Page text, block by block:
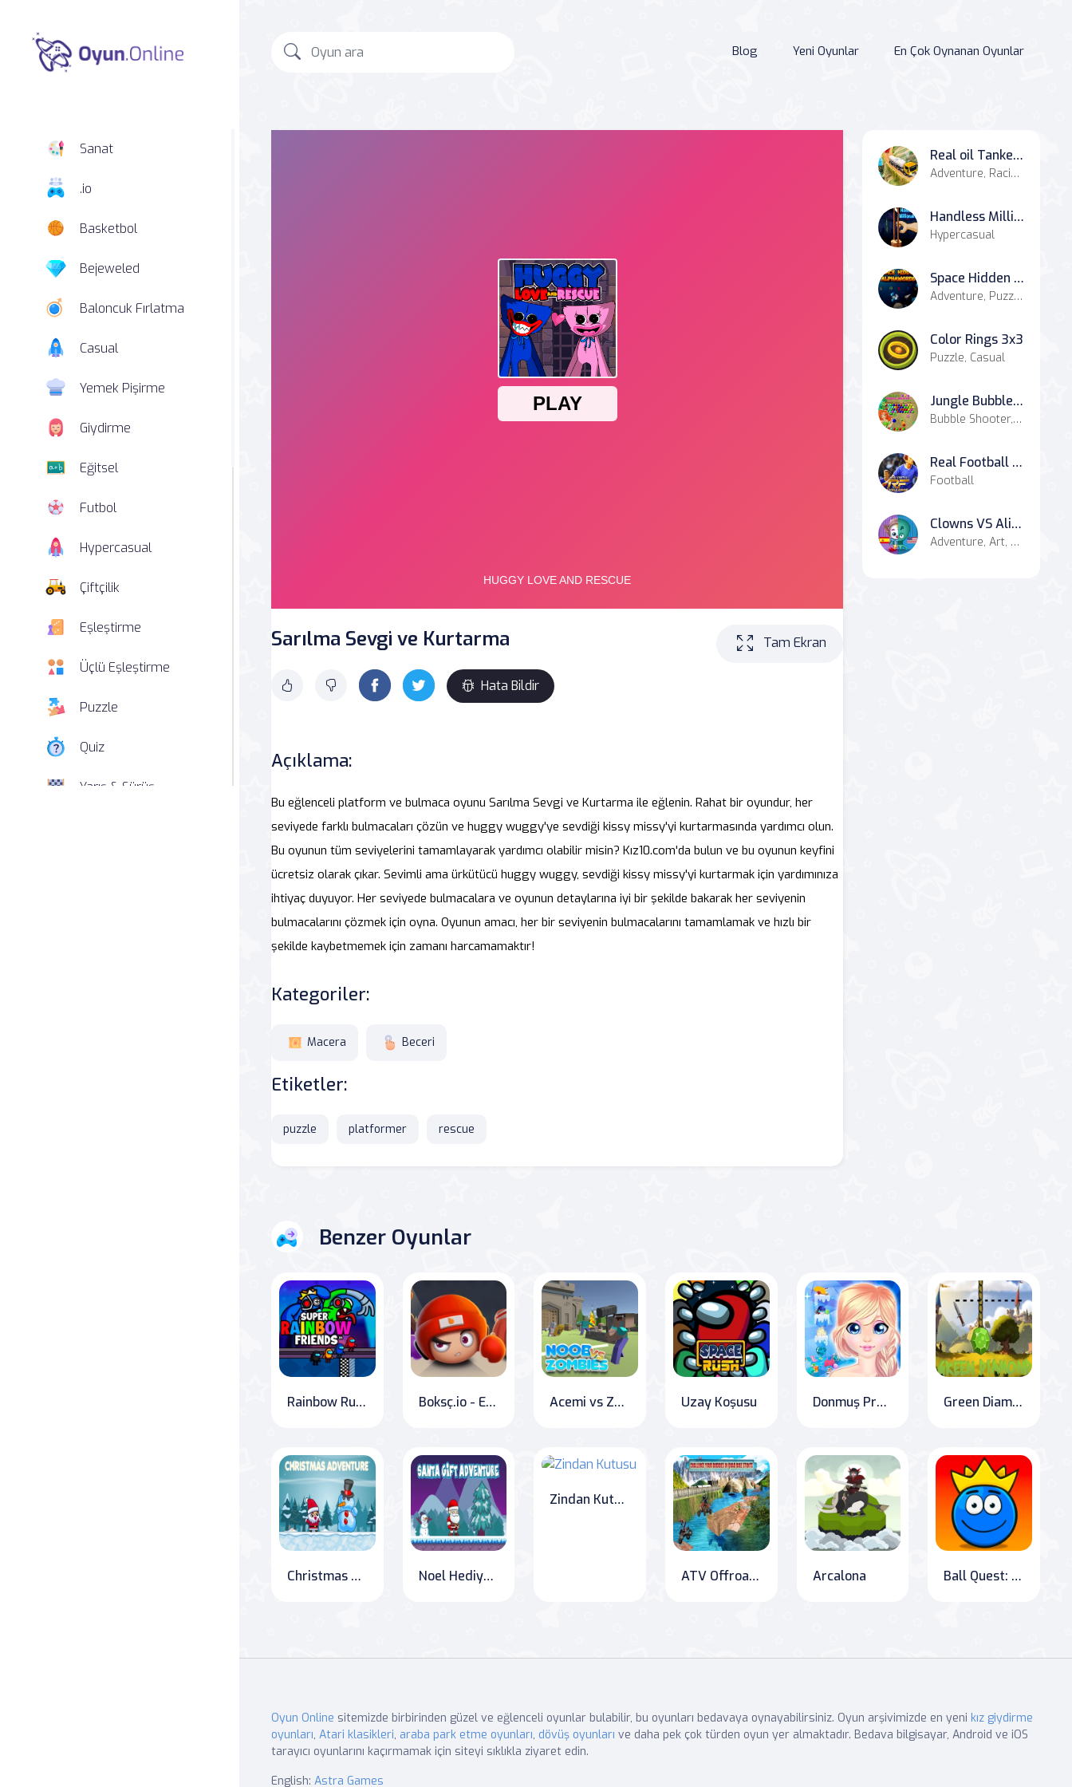
Sanat
.io
Basketbol
Bejeweled
Baloncuk Fırlatma
Casual
Yemek Pişirme
Giydirme
Eğitsel
Futbol
Hypercasual
Çiftçilik
Eşleştirme
Üçlü Eşleştirme
Puzzle
Quiz
Yarış & Sürüş
Blog Yeni Oyunlar En Çok Oynanan Oyunlar
Sarılma Sevgi ve Kurtarma
Hata Bildir
Tam Ekran
Açıklama:
Bu eğlenceli platform ve bulmaca oyunu Sarılma Sevgi ve Kurtarma ile eğlenin. Rahat bir oyundur, her
seviyede farklı bulmacaları çözün ve huggy wuggy'ye sevdiği kissy missy'yi kurtarmasında yardımcı olun.
Bu oyunun tüm seviyelerini tamamlayarak yardımcı olabilir misin? Kız10.com'da bulun ve bu oyunun keyfini
ücretsiz olarak çıkar. Sevimli ama ürkütücü huggy wuggy, sevdiği kissy missy'yi kurtarmak için yardımınıza
ihtiyaç duyuyor. Her seviyede bulmacalara ve oyunun detaylarına iyi bir şekilde bakarak her seviyenin
bulmacalarını çözmek için oyna. Oyunun amacı, her bir seviyenin bulmacalarını tamamlamak ve hızlı bir
şekilde kaybetmemek için zamanı harcamamaktır!
Kategoriler:
Macera Beceri
Etiketler:
puzzle platformer rescue
Real oil Tanker Simulator Mania
Adventure, Racing & Driving, Simulation
Handless Millionaire
Hypercasual
Space Hidden Alphawords
Adventure, Puzzle, Casual
Color Rings 3x3
Puzzle, Casual
Jungle Bubble Shooter Mania
Bubble Shooter, Casual
Real Football Challenge
Football
Clowns VS Aliens
Adventure, Art, Battle, Casual, Combat
Benzer Oyunlar
Rainbow Rush: The Ultimate Race! Boksç.io - Eğlenceli io oyunları Acemi vs Zombiler Uzay Koşusu Donmuş Prenses Gizli Nesne Green Diamond
Christmas adventure Noel Hediye Macerası
Zindan Kutusu
ATV Offroad Quad Bike Dağ İzleme Yarışı Mania Arcalona Ball Quest: The Journey for the Holy Treasure
Oyun Online sitemizde birbirinden güzel ve eğlenceli oyunlar bulabilir, bu oyunları bedavaya oynayabilirsiniz. Oyun arşivimizde en yeni kız giydirme
oyunları, Atari klasikleri, araba park etme oyunları, dövüş oyunları ve daha pek çok türden oyun yer almaktadır. Bedava bilgisayar, Android ve iOS
tarayıcı oyunlarını kaçırmamak için siteyi sıklıkla ziyaret edin.
English: Astra Games